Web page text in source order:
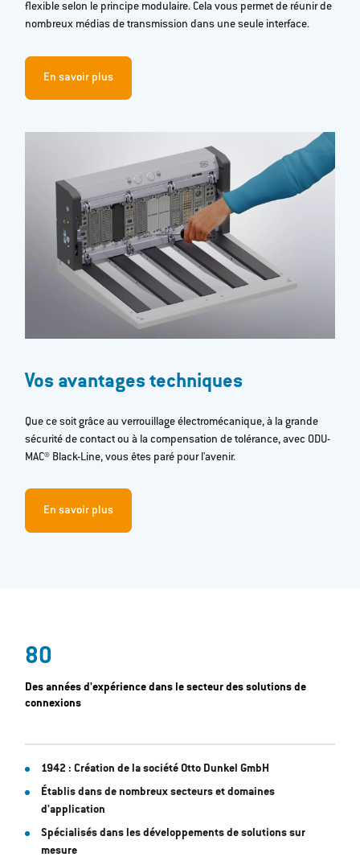
flexible selon le principe modulaire. Cela vous permet de réunir de
nombreux médias de transmission dans une seule interface.
En savoir plus
Vos avantages techniques
Que ce soit grâce au verrouillage électromécanique, à la grande
sécurité de contact ou à la compensation de tolérance, avec ODU-
MAC® Black-Line, vous êtes paré pour l'avenir.
En savoir plus
80
Des années d'expérience dans le secteur des solutions de
connexions
1942 : Création de la société Otto Dunkel GmbH
Établis dans de nombreux secteurs et domaines
d'application
Spécialisés dans les développements de solutions sur
mesure